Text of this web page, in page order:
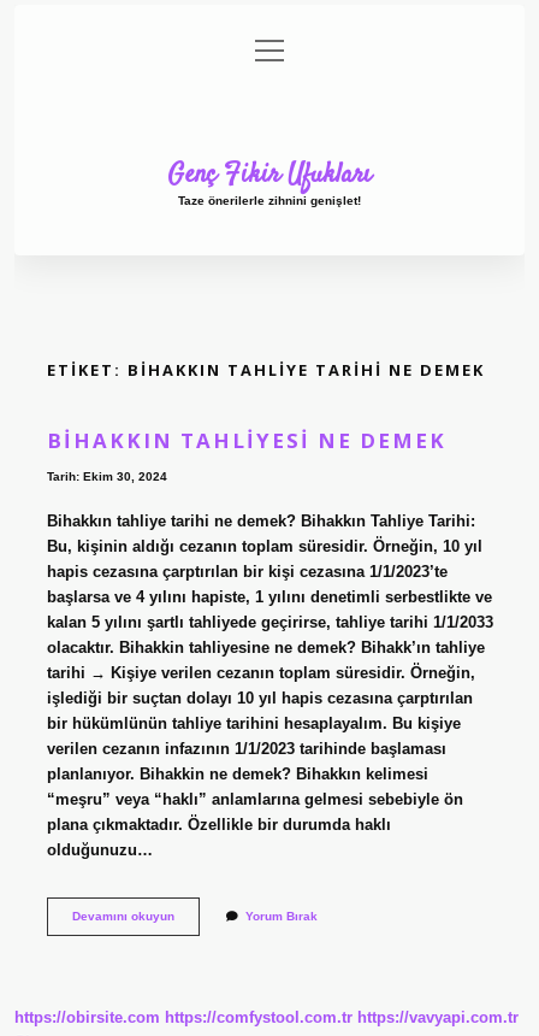
Gizlilik Politikası
menüyü
aç
Genç Fikir Ufukları
Taze önerilerle zihnini genişlet!
ETIKET: BIHAKKIN TAHLIYE TARIHI NE DEMEK
BIHAKKIN TAHLIYESI NE DEMEK
Tarih: Ekim 30, 2024
Bihakkın tahliye tarihi ne demek? Bihakkın Tahliye Tarihi:
Bu, kişinin aldığı cezanın toplam süresidir. Örneğin, 10 yıl
hapis cezasına çarptırılan bir kişi cezasına 1/1/2023’te
başlarsa ve 4 yılını hapiste, 1 yılını denetimli serbestlikte ve
kalan 5 yılını şartlı tahliyede geçirirse, tahliye tarihi 1/1/2033
olacaktır. Bihakkin tahliyesine ne demek? Bihakk’ın tahliye
tarihi → Kişiye verilen cezanın toplam süresidir. Örneğin,
işlediği bir suçtan dolayı 10 yıl hapis cezasına çarptırılan
bir hükümlünün tahliye tarihini hesaplayalım. Bu kişiye
verilen cezanın infazının 1/1/2023 tarihinde başlaması
planlanıyor. Bihakkin ne demek? Bihakkın kelimesi
“meşru” veya “haklı” anlamlarına gelmesi sebebiyle ön
plana çıkmaktadır. Özellikle bir durumda haklı
olduğunuzu…
Devamını okuyunBihakkın
Yorum Bırak
https://obirsite.com https://comfystool.com.tr https://vavyapi.com.tr